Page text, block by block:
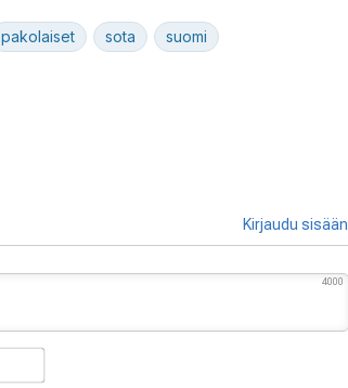
pakolaiset sota suomi
Kirjaudu sisään
4000
Nimimerkki*